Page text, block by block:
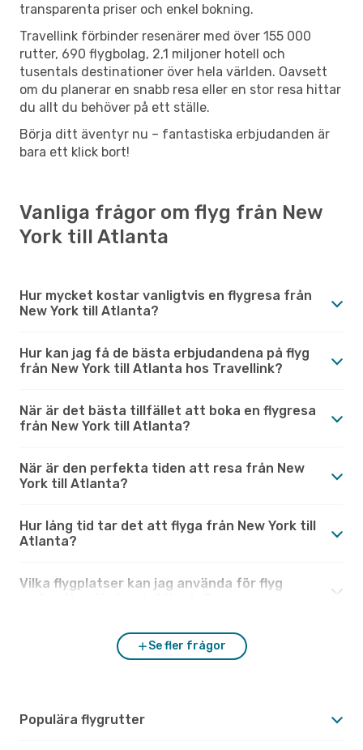
transparenta priser och enkel bokning.
Travellink förbinder resenärer med över 155 000
rutter, 690 flygbolag, 2,1 miljoner hotell och
tusentals destinationer över hela världen. Oavsett
om du planerar en snabb resa eller en stor resa hittar
du allt du behöver på ett ställe.
Börja ditt äventyr nu – fantastiska erbjudanden är
bara ett klick bort!
Vanliga frågor om flyg från New
York till Atlanta
Hur mycket kostar vanligtvis en flygresa från
New York till Atlanta?
Hur kan jag få de bästa erbjudandena på flyg
från New York till Atlanta hos Travellink?
När är det bästa tillfället att boka en flygresa
från New York till Atlanta?
När är den perfekta tiden att resa från New
York till Atlanta?
Hur lång tid tar det att flyga från New York till
Atlanta?
Vilka flygplatser kan jag använda för flyg
Se fler frågor
Populära flygrutter